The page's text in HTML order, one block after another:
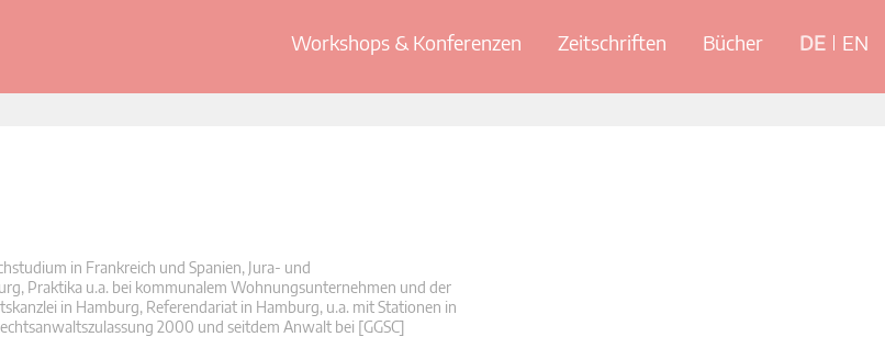
Workshops & Konferenzen Zeitschriften Bücher DE EN
in Frankreich und Spanien, Jura- und
Praktika u.a. bei kommunalem Wohnungsunternehmen und der
in Hamburg, Referendariat in Hamburg, u.a. mit Stationen in
2000 und seitdem Anwalt bei [GGSC]